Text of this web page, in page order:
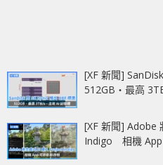
[XF 新聞]
512GB‧最高
[XF 新聞] Adobe
Indigo 相機 App